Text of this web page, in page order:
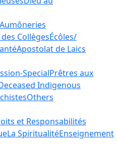
Aumôneries
CollègesÉcôles/
Apostolat de Laics
SpecialPrêtres aux
Indigenous
Others
et Responsabilités
La SpiritualitéEnseignement